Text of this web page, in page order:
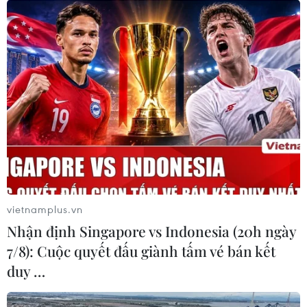
Lạng Sơn: Châu chấu phủ kín
cây trồng
29/05/2024 11:01
Trong vài ngày gần đây, trên địa bàn xã Thiện Hòa,
huyện Bình Gia, tỉnh Lạng Sơn xuất hiện đàn châu chấu
tre lưng vàng. (Ảnh: TTXVN phát)
vietnamplus.vn
Nhận định Singapore vs Indonesia (20h ngày
7/8): Cuộc quyết đấu giành tấm vé bán kết
duy …